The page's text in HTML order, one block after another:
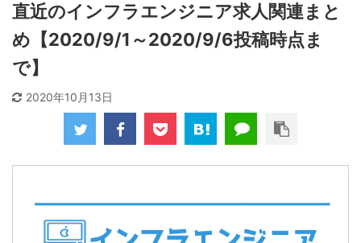
直近のインフラエンジニア求人関連まと
め【2020/9/1～2020/9/6投稿時点ま
で】
2020年10月13日